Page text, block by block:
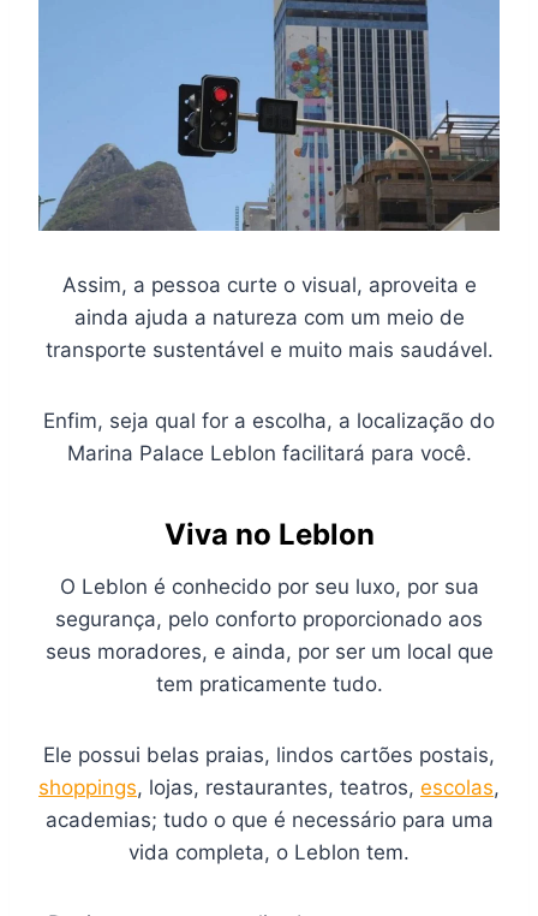
Assim, a pessoa curte o visual, aproveita e
ainda ajuda a natureza com um meio de
transporte sustentável e muito mais saudável.
Enfim, seja qual for a escolha, a localização do
Marina Palace Leblon facilitará para você.
Viva no Leblon
O Leblon é conhecido por seu luxo, por sua
segurança, pelo conforto proporcionado aos
seus moradores, e ainda, por ser um local que
tem praticamente tudo.
Ele possui belas praias, lindos cartões postais,
shoppings, lojas, restaurantes, teatros, escolas,
academias; tudo o que é necessário para uma
vida completa, o Leblon tem.